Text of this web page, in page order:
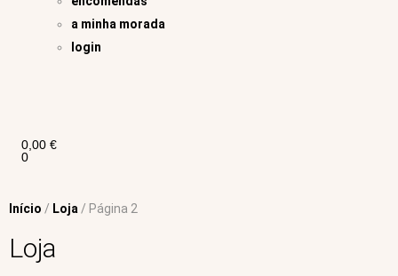
a minha morada
login
0,00 €
0
Início / Loja/ Página 2
Loja